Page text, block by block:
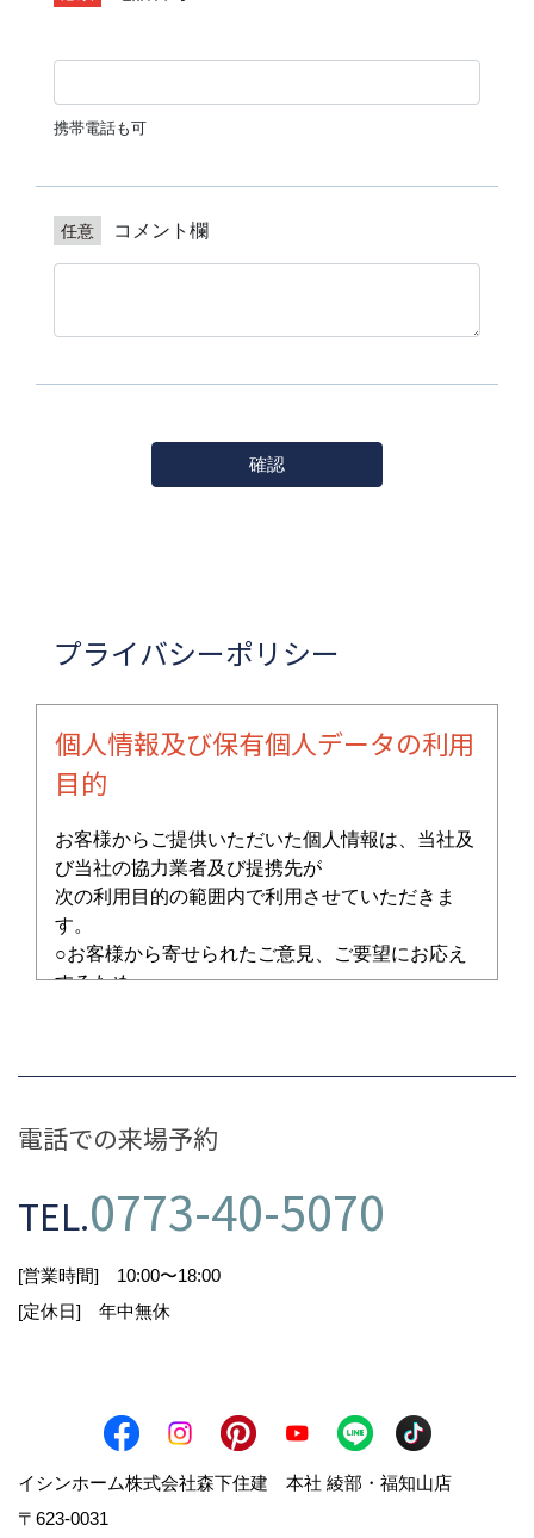
プライバシーポリシー
個人情報及び保有個人データの利用
目的
お客様からご提供いただいた個人情報は、当社及
び当社の協力業者及び提携先が
次の利用目的の範囲内で利用させていただきま
す。
○お客様から寄せられたご意見、ご要望にお応え
するため。
○その他、お客様とご連絡する必要が生じた場
合。
第三者への提供
以下のいずれかに該当する場合は、お客様からご
提供いただいた個人情報を
第三者に提供することがあります。
(十分な保護水準を備えている委託先を選定し
○法令、行政指導、官公庁の命令・指示・協力依
頼に基づき必要と判断される場合。
電話での来場予約
TEL.0773-40-5070
[営業時間] 10:00〜18:00
[定休日] 年中無休
イシンホーム株式会社森下住建 本社 綾部・福知山店
〒623-0031